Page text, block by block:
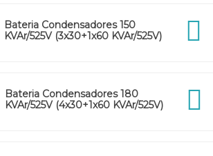
Bateria Condensadores 150
KVAr/525V (3x30+1x60 KVAr/525V)
Bateria Condensadores 180
KVAr/525V (4x30+1x60 KVAr/525V)